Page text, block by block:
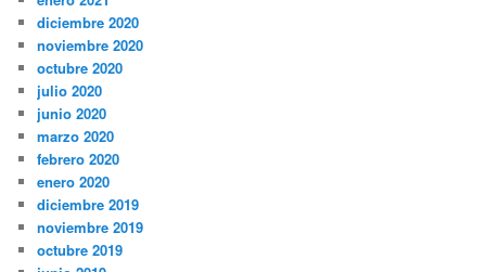
diciembre 2020
noviembre 2020
octubre 2020
julio 2020
junio 2020
marzo 2020
febrero 2020
enero 2020
diciembre 2019
noviembre 2019
octubre 2019